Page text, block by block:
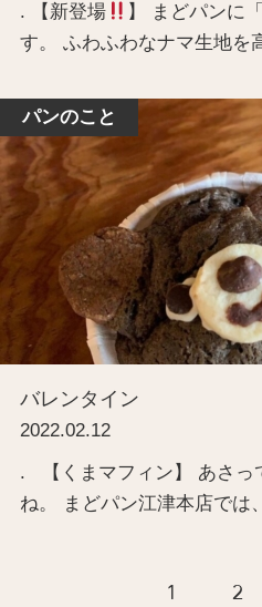
. 【新登場
】 まどパンに
す。 ふわふわなナマ生地を
パンのこと
バレンタイン
2022.02.12
. 【くまマフィン】 あさっ
ね。 まどパン江津本店では
1 2